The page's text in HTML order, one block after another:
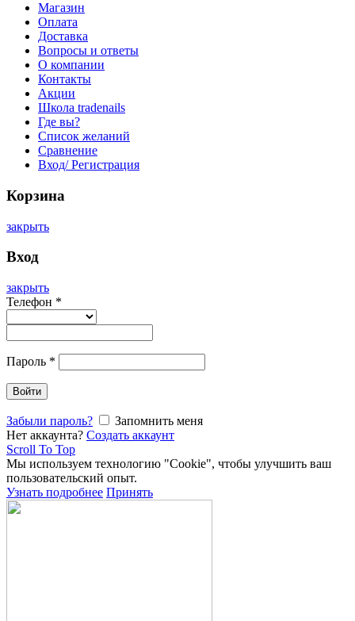
Магазин
Оплата
Доставка
Вопросы и ответы
О компании
Контакты
Акции
Школа tradenails
Где вы?
Список желаний
Сравнение
Вход/ Регистрация
Корзина
закрыть
Вход
закрыть
Телефон *
Пароль *
Войти
Забыли пароль?
Запомнить меня
Нет аккаунта? Создать аккаунт
Scroll To Top
Мы используем технологию "Cookie", чтобы улучшить ваш
пользовательский опыт.
Узнать подробнее Принять